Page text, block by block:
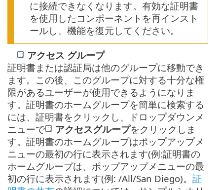
に接続できなくなります。有効な証明書
を使用したコンポーネントを再インスト
ールし、機能を復元してください。
アクセス グループ
証明書または認証局は他のグループに移動でき
ます。この後、このグループに対する十分な権
限があるユーザーが使用できるようになりま
す。証明書のホームグループを簡単に検索する
には、証明書をクリックし、ドロップダウンメ
ニューで
アクセスグループをクリックしま
す。証明書のホームグループはポップアップメ
ニューの最初の行に表示されます(例:証明書の
ホームグループは、ポップアップメニューの最
初の行に表示されます(例: /All/San Diego)。 証